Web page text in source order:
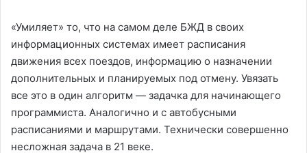
«Умиляет» то, что на самом деле БЖД в своих
информационных системах имеет расписания
движения всех поездов, информацию о назначении
дополнительных и планируемых под отмену. Увязать
все это в один алгоритм — задачка для начинающего
программиста. Аналогично и с автобусными
расписаниями и маршрутами. Технически совершенно
несложная задача в 21 веке.